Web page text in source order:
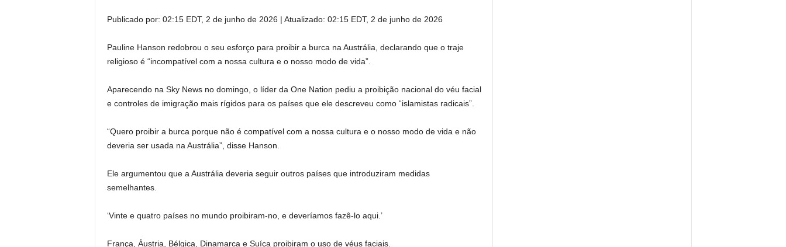
Publicado por: 02:15 EDT, 2 de junho de 2026 | Atualizado: 02:15 EDT, 2 de junho de 2026
Pauline Hanson redobrou o seu esforço para proibir a burca na Austrália, declarando que o traje
religioso é “incompatível com a nossa cultura e o nosso modo de vida”.
Aparecendo na Sky News no domingo, o líder da One Nation pediu a proibição nacional do véu facial
e controles de imigração mais rígidos para os países que ele descreveu como “islamistas radicais”.
“Quero proibir a burca porque não é compatível com a nossa cultura e o nosso modo de vida e não
deveria ser usada na Austrália”, disse Hanson.
Ele argumentou que a Austrália deveria seguir outros países que introduziram medidas
semelhantes.
‘Vinte e quatro países no mundo proibiram-no, e deveríamos fazê-lo aqui.’
França, Áustria, Bélgica, Dinamarca e Suíça proibiram o uso de véus faciais.